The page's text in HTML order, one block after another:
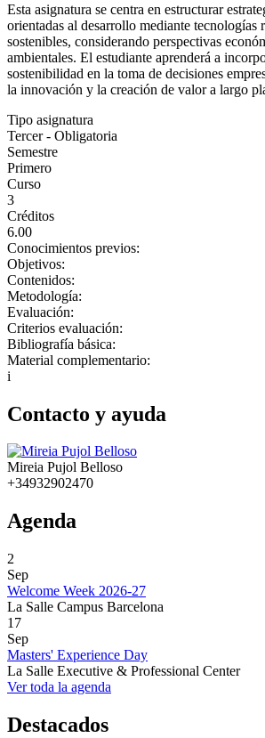
Esta asignatura se centra en estructurar
orientadas al desarrollo mediante tecnologías
sostenibles, considerando perspectivas
ambientales. El estudiante aprenderá a
sostenibilidad en la toma de decisiones
la innovación y la creación de valor a largo
Tipo asignatura
Tercer - Obligatoria
Semestre
Primero
Curso
3
Créditos
6.00
Conocimientos previos:
Objetivos:
Contenidos:
Metodología:
Evaluación:
Criterios evaluación:
Bibliografía básica:
Material complementario:
i
Contacto y ayuda
Mireia Pujol Belloso
+34932902470
Agenda
2
Sep
Welcome Week 2026-27
La Salle Campus Barcelona
17
Sep
Masters' Experience Day
La Salle Executive & Professional Center
Ver toda la agenda
Destacados